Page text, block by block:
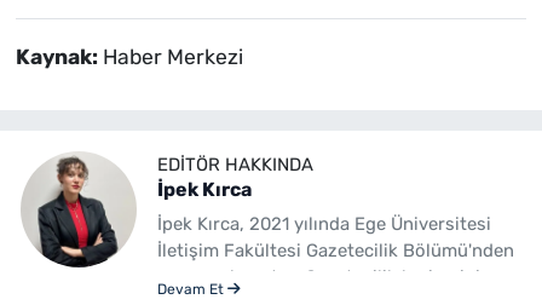
Kaynak: Haber Merkezi
EDITÖR HAKKINDA
İpek Kırca
İpek Kırca, 2021 yılında Ege Üniversitesi
İletişim Fakültesi Gazetecilik Bölümü'nden
mezun olmuştur. Gazetecilik kariyerini
Devam Et